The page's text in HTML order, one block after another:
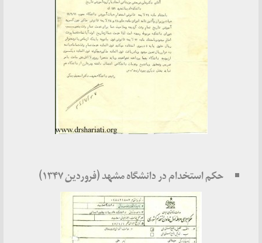
حکم استخدام در دانشگاه مشهد (فروردین ۱۳۴۷)